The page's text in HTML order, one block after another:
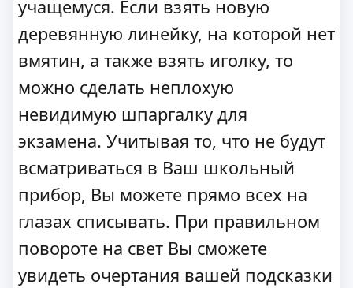
учащемуся. Если взять новую
деревянную линейку, на которой нет
вмятин, а также взять иголку, то
можно сделать неплохую
невидимую шпаргалку для
экзамена. Учитывая то, что не будут
всматриваться в Ваш школьный
прибор, Вы можете прямо всех на
глазах списывать. При правильном
повороте на свет Вы сможете
увидеть очертания вашей подсказки